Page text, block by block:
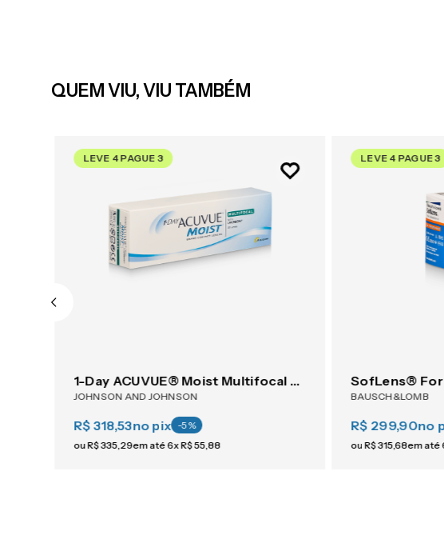
QUEM VIU, VIU TAMBÉM
LEVE 4 PAGUE 3
1-Day ACUVUE® Moist Multifocal 30
JOHNSON AND JOHNSON
R$ 318,53no pix -5%
ouR$335, 29em até6xR$55, 88
LEVE 4 PAGUE 3
SofLens®
BAUSCH&LOMB
R$ 299,90no
ouR$315,68em até